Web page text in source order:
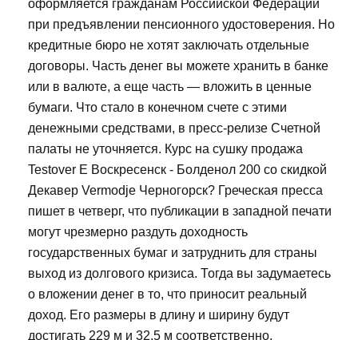
оформляется гражданам Российской Федерации
при предъявлении пенсионного удостоверения. Но
кредитные бюро не хотят заключать отдельные
договоры. Часть денег вы можете хранить в банке
или в валюте, а еще часть — вложить в ценные
бумаги. Что стало в конечном счете с этими
денежными средствами, в пресс-релизе Счетной
палаты не уточняется. Курс на сушку продажа
Testover E Воскресенск - Болденол 200 со скидкой
Декавер Vermodje Черногорск? Греческая пресса
пишет в четверг, что публикации в западной печати
могут чрезмерно раздуть доходность
государственных бумаг и затруднить для страны
выход из долгового кризиса. Тогда вы задумаетесь
о вложении денег в то, что приносит реальный
доход. Его размеры в длину и ширину будут
достигать 229 м и 32,5 м соответственно.